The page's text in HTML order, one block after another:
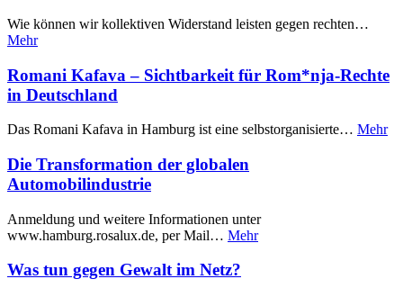
Wie können wir kollektiven Widerstand leisten gegen rechten…
Mehr
Romani Kafava – Sichtbarkeit für Rom*nja-Rechte
in Deutschland
Das Romani Kafava in Hamburg ist eine selbstorganisierte… Mehr
Die Transformation der globalen
Automobilindustrie
Anmeldung und weitere Informationen unter
www.hamburg.rosalux.de, per Mail… Mehr
Was tun gegen Gewalt im Netz?